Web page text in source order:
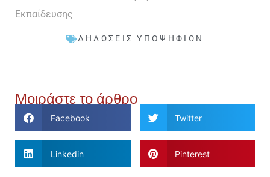
Εκπαίδευσης
ΔΗΛΏΣΕΙΣ ΥΠΟΨΗΦΊΩΝ
Μοιράστε το άρθρο
Facebook Twitter
Linkedin Pinterest